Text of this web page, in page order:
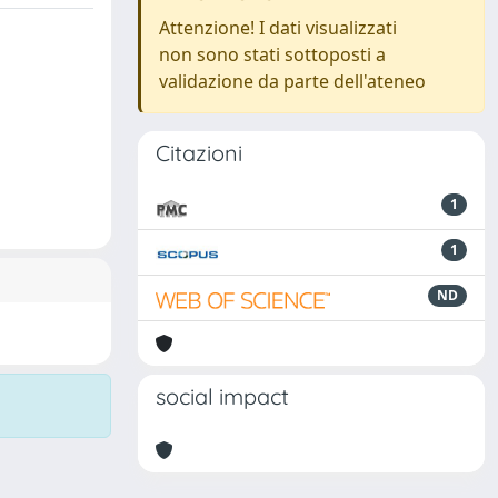
Attenzione! I dati visualizzati
non sono stati sottoposti a
validazione da parte dell'ateneo
Citazioni
1
1
ND
social impact